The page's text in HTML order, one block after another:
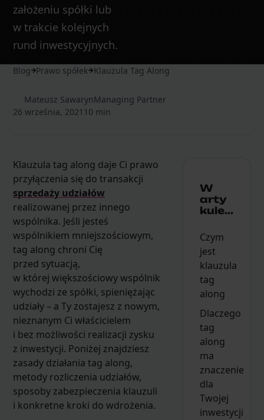
założeniu spółki lub
w trakcie kolejnych
rund inwestycyjnych.
Blog Prawo spółek Klauzula Tag Along
Mateusz SawarynManaging Partner
26 września, 2021 10 min
Klauzula tag along daje Ci prawo
przyłączenia się do transakcji
sprzedaży udziałów
realizowanej przez innego
wspólnika. Jeśli jesteś
wspólnikiem mniejszościowym,
tag along chroni Cię
przed sytuacją,
w której większościowy wspólnik
wychodzi ze spółki, spieniężając
udziały – a Ty zostajesz z nowym,
nieznanym Ci właścicielem
i bez możliwości realizacji zysku
z inwestycji. Poniżej znajdziesz
zasady działania tag along,
metody rozliczenia udziałów,
sposoby zabezpieczenia klauzuli
i konkretne kroki do wdrożenia.
W
arty
kule...
Czym
jest
klauzula
tag
along
Dlaczego
tag
along
ma
znaczenie
dla
Twojej
inwestycji